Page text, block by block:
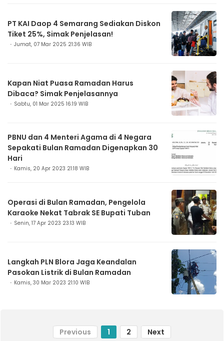
PT KAI Daop 4 Semarang Sediakan Diskon
Tiket 25%, Simak Penjelasan!
Jumat, 07 Mar 2025 21:36 WIB
Kapan Niat Puasa Ramadan Harus
Dibaca? Simak Penjelasannya
Sabtu, 01 Mar 2025 16:19 WIB
PBNU dan 4 Menteri Agama di 4 Negara
Sepakati Bulan Ramadan Digenapkan 30
Hari
Kamis, 20 Apr 2023 21:18 WIB
Operasi di Bulan Ramadan, Pengelola
Karaoke Nekat Tabrak SE Bupati Tuban
Senin, 17 Apr 2023 23:13 WIB
Langkah PLN Blora Jaga Keandalan
Pasokan Listrik di Bulan Ramadan
Kamis, 30 Mar 2023 21:10 WIB
Previous 1 2 Next